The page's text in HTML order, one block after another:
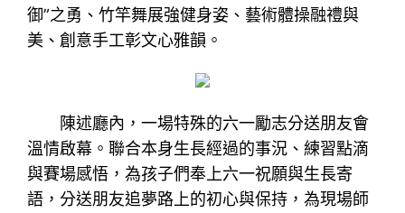
御”之勇、竹竿舞展強健身姿、藝術體操融禮與
美、創意手工彰文心雅韻。
陳述廳內，一場特殊的六一勵志分送朋友會
溫情啟幕。聯合本身生長經過的事況、練習點滴
與賽場感悟，為孩子們奉上六一祝願與生長寄
語，分送朋友追夢路上的初心與保持，為現場師